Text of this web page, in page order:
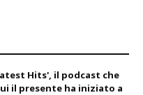
Hits', il podcast che
il presente ha iniziato a